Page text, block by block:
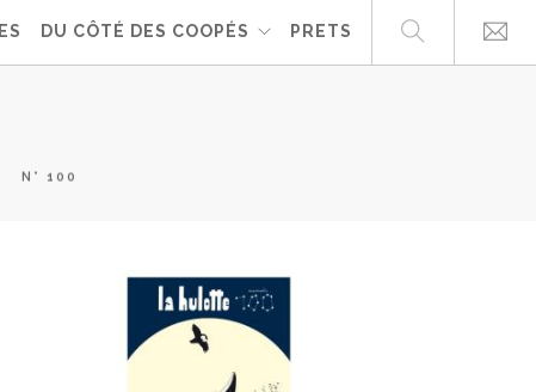
DU CÔTÉ DES COOPÉS PRETS
N° 100